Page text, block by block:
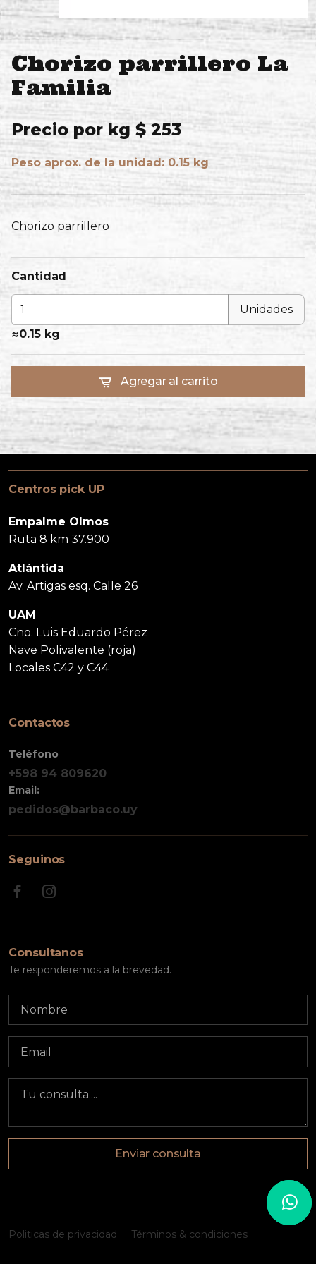
Chorizo parrillero La
Familia
Precio por kg $ 253
Peso aprox. de la unidad: 0.15 kg
Chorizo parrillero
Cantidad
Unidades
≈0.15 kg
Agregar al carrito
Centros pick UP
Empalme Olmos
Ruta 8 km 37.900
Atlántida
Av. Artigas esq. Calle 26
UAM
Cno. Luis Eduardo Pérez
Nave Polivalente (roja)
Locales C42 y C44
Contactos
Teléfono
+598 94 809620
Email:
pedidos@barbaco.uy
Seguinos
Consultanos
Te responderemos a la brevedad.
Enviar consulta
Politicas de privacidad Términos & condiciones